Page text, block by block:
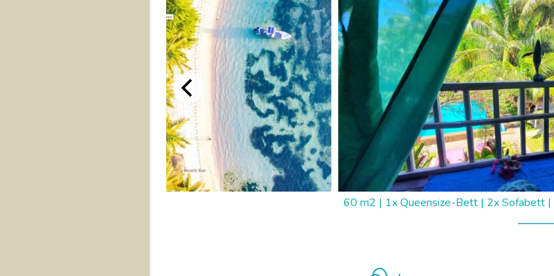
60 m2 | 1x Queensize-Bett | 2x Sofabett |